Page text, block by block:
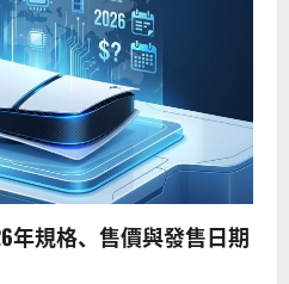
年規格、售價與發售日期